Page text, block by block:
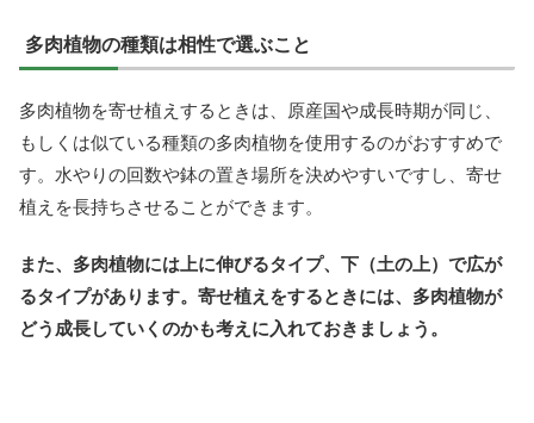
多肉植物の種類は相性で選ぶこと
多肉植物を寄せ植えするときは、原産国や成長時期が同じ、
もしくは似ている種類の多肉植物を使用するのがおすすめで
す。水やりの回数や鉢の置き場所を決めやすいですし、寄せ
植えを長持ちさせることができます。
また、多肉植物には上に伸びるタイプ、下（土の上）で広が
るタイプがあります。寄せ植えをするときには、多肉植物が
どう成長していくのかも考えに入れておきましょう。